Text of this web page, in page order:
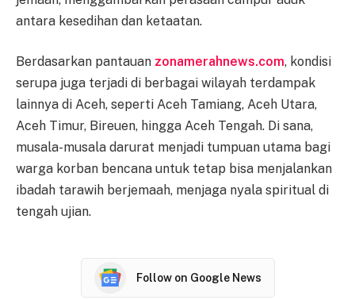
antara kesedihan dan ketaatan.
Berdasarkan pantauan zonamerahnews.com, kondisi
serupa juga terjadi di berbagai wilayah terdampak
lainnya di Aceh, seperti Aceh Tamiang, Aceh Utara,
Aceh Timur, Bireuen, hingga Aceh Tengah. Di sana,
musala-musala darurat menjadi tumpuan utama bagi
warga korban bencana untuk tetap bisa menjalankan
ibadah tarawih berjemaah, menjaga nyala spiritual di
tengah ujian.
Follow on Google News